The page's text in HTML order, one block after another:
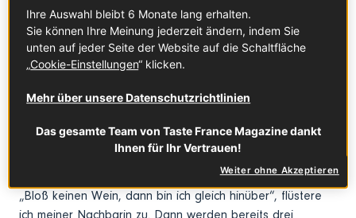
Versandung bewahren. Dafür lässt er den Durchbruch
anlegen, sodass das Wasser aus den Bergen in den See
Saint-Ferréol geleitet werden kann und auch den Canal du
Midi versorgt.
„Überall Wasser, nur nicht in unseren Kehlen!“ jammert
Minuten später im klimatisierten Salon de Vauban, in der
Hoffnung, dass auch unsere Körper gleich etwas
„Bloß keinen Wein, dann bin ich gleich hinüber“, flüstere
ich meiner Nachbarin zu. Dann werden bereits drei
Ihre Auswahl bleibt 6 Monate lang erhalten.
Sie können Ihre Meinung jederzeit ändern, indem Sie
unten auf jeder Seite der Website auf die Schaltfläche
„Cookie-Einstellungen“ klicken.
Mehr über unsere Datenschutzrichtlinien
Das gesamte Team von Taste France Magazine dankt
Ihnen für Ihr Vertrauen!
Weiter ohne Akzeptieren